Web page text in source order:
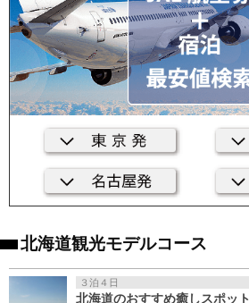
北海道観光モデルコース
３泊４日
北海道のおすすめ癒しスポット